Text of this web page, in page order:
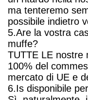
ma tenteremo
possibile indietro
5.Are la vostra
muffe?
TUTTE LE nostre
100% del
mercato di UE e
6.Is disponibile